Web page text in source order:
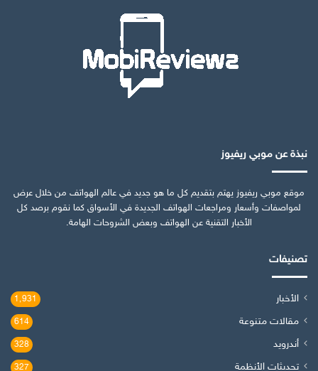
نبذة عن موبي ريفيوز
موقع موبي ريفيوز يهتم بتقديم كل ما هو جديد في عالم الهواتف من خلال عرض
لمواصفات وأسعار ومراجعات الهواتف الجديدة في الأسواق كما نقوم برصد كل
الأخبار التقنية عن الهواتف وبعض الشروحات الهامة.
تصنيفات
الأخبار 1٬931
مقالات متنوعة 614
أندرويد 328
تحديثات الأنظمة 327